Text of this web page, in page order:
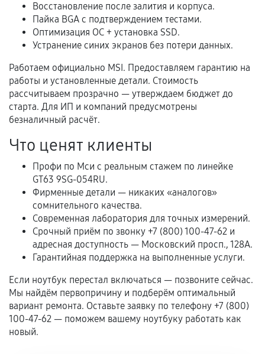
Когда гарантия не действует
Нарушение правил эксплуатации,
механические повреждения, попадание влаги,
перегрев, коррозия.
Самостоятельный ремонт или вмешательство
третьих лиц.
Естественный износ деталей, если иное не
Обращение после окончания гарантийного
срока.
Программные сбои, если это не указано в
отдельных условиях.
Если комплектующие куплены
самостоятельно
Гарантия на выполненные работы может
сохраняться полностью или частично, если
Восстановление после залития и корпуса.
Пайка BGA с подтверждением тестами.
Оптимизация ОС + установка SSD.
Устранение синих экранов без потери данных.
Работаем официально MSI. Предоставляем гарантию на
работы и установленные детали. Стоимость
рассчитываем прозрачно — утверждаем бюджет до
старта. Для ИП и компаний предусмотрены
безналичный расчёт.
Что ценят клиенты
Профи по Мси с реальным стажем по линейке
GT63 9SG-054RU.
Фирменные детали — никаких «аналогов»
сомнительного качества.
Современная лаборатория для точных измерений.
Срочный приём по звонку +7 (800) 100-47-62 и
адресная доступность — Московский просп., 128А.
Гарантийная поддержка на выполненные услуги.
Если ноутбук перестал включаться — позвоните сейчас.
Мы найдём первопричину и подберём оптимальный
вариант ремонта. Оставьте заявку по телефону +7 (800)
100-47-62 — поможем вашему ноутбуку работать как
новый.